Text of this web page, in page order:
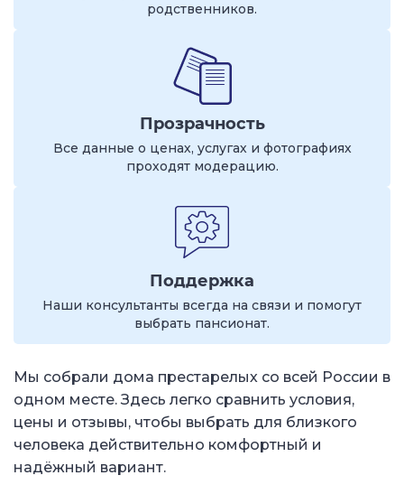
родственников.
Прозрачность
Все данные о ценах, услугах и фотографиях
проходят модерацию.
Поддержка
Наши консультанты всегда на связи и помогут
выбрать пансионат.
Мы собрали дома престарелых со всей России в
одном месте. Здесь легко сравнить условия,
цены и отзывы, чтобы выбрать для близкого
человека действительно комфортный и
надёжный вариант.